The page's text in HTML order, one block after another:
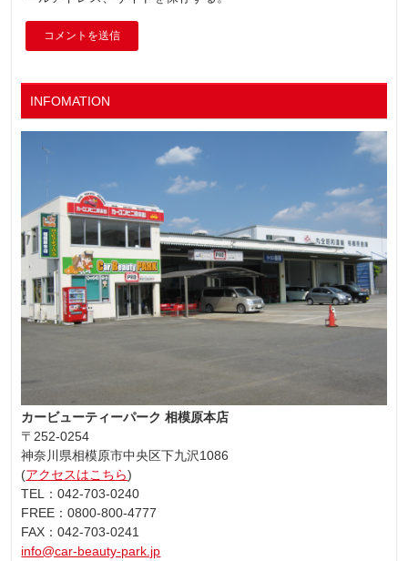
INFOMATION
カービューティーパーク 相模原本店
〒252-0254
神奈川県相模原市中央区下九沢1086
(アクセスはこちら)
TEL：042-703-0240
FREE：0800-800-4777
FAX：042-703-0241
info@car-beauty-park.jp